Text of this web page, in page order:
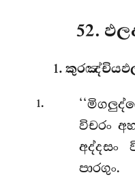
52.
1.
1.
විචරං
අද්දසං
පාරගුං.